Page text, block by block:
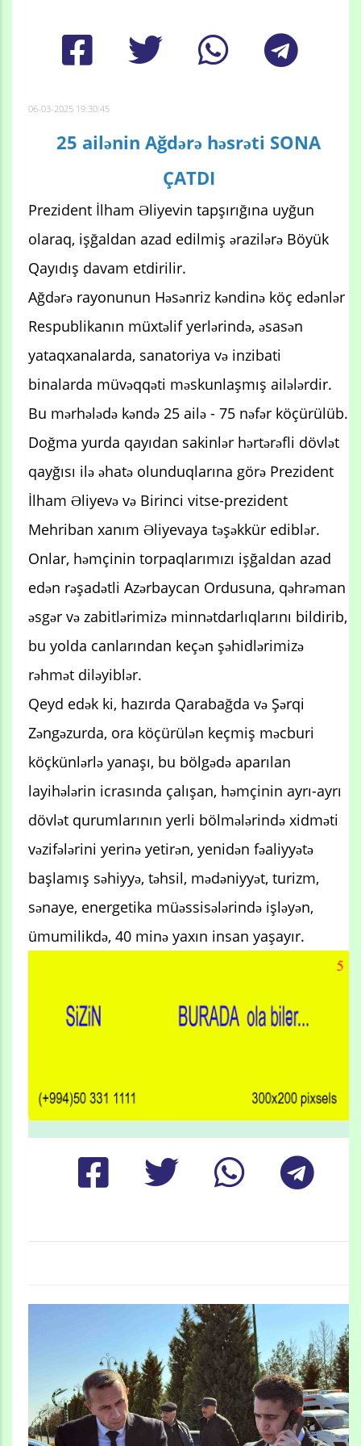
06-03-2025 19:30:45
25 ailənin Ağdərə həsrəti SONA
ÇATDI
Prezident İlham Əliyevin tapşırığına uyğun
olaraq, işğaldan azad edilmiş ərazilərə Böyük
Qayıdış davam etdirilir.
Ağdərə rayonunun Həsənriz kəndinə köç edənlər
Respublikanın müxtəlif yerlərində, əsasən
yataqxanalarda, sanatoriya və inzibati
binalarda müvəqqəti məskunlaşmış ailələrdir.
Bu mərhələdə kəndə 25 ailə - 75 nəfər köçürülüb.
Doğma yurda qayıdan sakinlər hərtərəfli dövlət
qayğısı ilə əhatə olunduqlarına görə Prezident
İlham Əliyevə və Birinci vitse-prezident
Mehriban xanım Əliyevaya təşəkkür ediblər.
Onlar, həmçinin torpaqlarımızı işğaldan azad
edən rəşadətli Azərbaycan Ordusuna, qəhrəman
əsgər və zabitlərimizə minnətdarlıqlarını bildirib,
bu yolda canlarından keçən şəhidlərimizə
rəhmət diləyiblər.
Qeyd edək ki, hazırda Qarabağda və Şərqi
Zəngəzurda, ora köçürülən keçmiş məcburi
köçkünlərlə yanaşı, bu bölgədə aparılan
layihələrin icrasında çalışan, həmçinin ayrı-ayrı
dövlət qurumlarının yerli bölmələrində xidməti
vəzifələrini yerinə yetirən, yenidən fəaliyyətə
başlamış səhiyyə, təhsil, mədəniyyət, turizm,
sənaye, energetika müəssisələrində işləyən,
ümumilikdə, 40 minə yaxın insan yaşayır.